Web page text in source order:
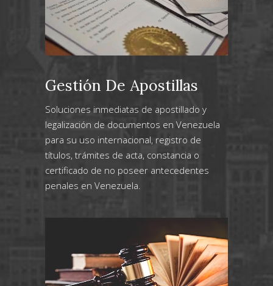
Gestión De Apostillas
Soluciones inmediatas de apostillado y
legalización de documentos en Venezuela
para su uso internacional, registro de
títulos, trámites de acta, constancia o
certificado de no poseer antecedentes
penales en Venezuela.